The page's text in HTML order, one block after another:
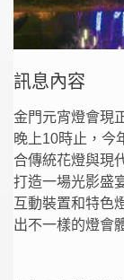
訊息內容
金門元宵燈會現
晚上10時止，今
合傳統花燈與現
打造一場光影盛
互動裝置和特色
出不一樣的燈會